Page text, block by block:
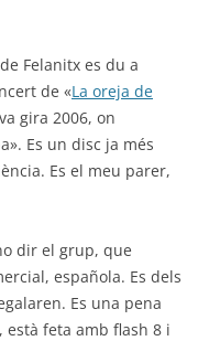
Felanitx es du a
de «La oreja de
gira 2006, on
Es un disc ja més
Es el meu parer,
dir el grup, que
española. Es dels
Es una pena
feta amb flash 8 i